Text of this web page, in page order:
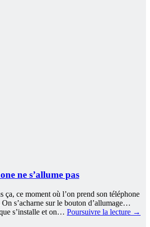
ne s’allume pas
ça, ce moment où l’on prend son téléphone
On s’acharne sur le bouton d’allumage…
s’installe et on… Poursuivre la lecture →